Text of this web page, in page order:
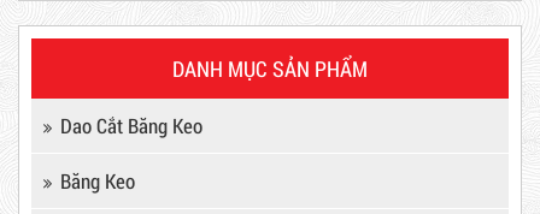
STT
DANH MỤC SẢN PHẨM
Dao Cắt Băng Keo
Băng Keo